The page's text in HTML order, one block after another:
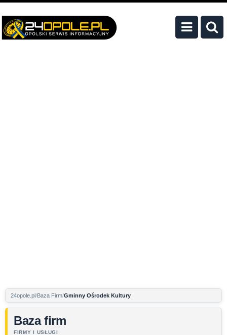
24opole.pl Baza Firm Gminny Ośrodek Kultury
Baza firm
FIRMY I USŁUGI